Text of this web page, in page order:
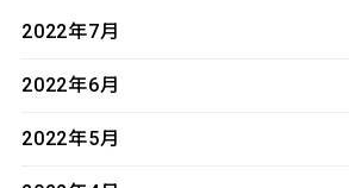
2022年7月
2022年6月
2022年5月